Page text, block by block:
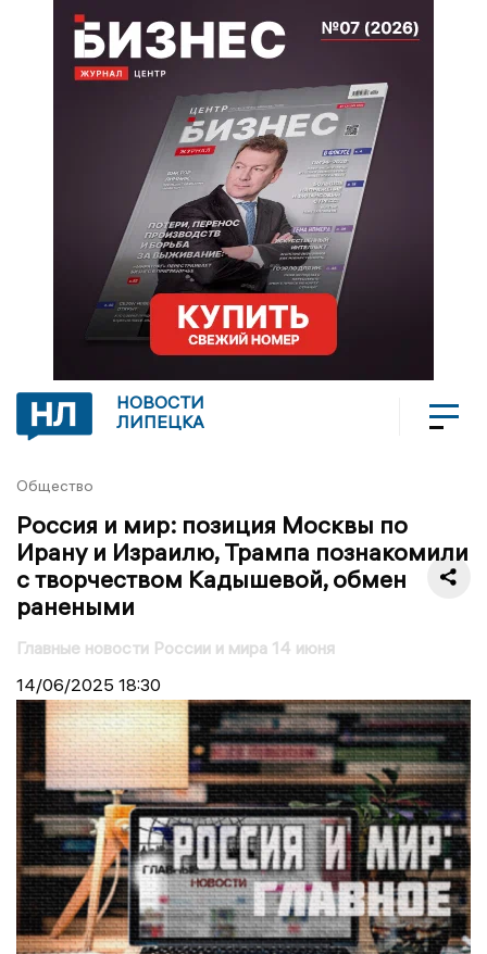
НОВОСТИ
ЛИПЕЦКА
Общество
Россия и мир: позиция Москвы по
Ирану и Израилю, Трампа познакомили
с творчеством Кадышевой, обмен
ранеными
Главные новости России и мира 14 июня
14/06/2025 18:30